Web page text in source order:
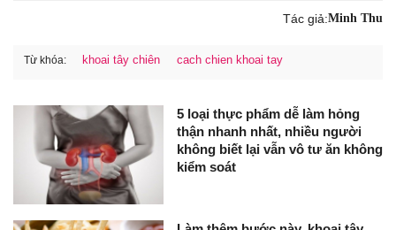
Tác giả:Minh Thu
Từ khóa: khoai tây chiên cach chien khoai tay
5 loại thực phẩm dễ làm hỏng
thận nhanh nhất, nhiều người
không biết lại vẫn vô tư ăn không
kiểm soát